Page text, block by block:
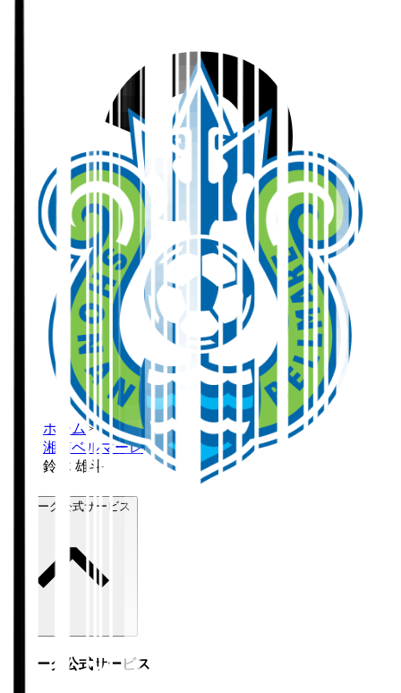
ホーム >
湘南ベルマーレ>
鈴木 雄斗
Ｊリーグ公式サービス
Ｊリーグ公式サービス